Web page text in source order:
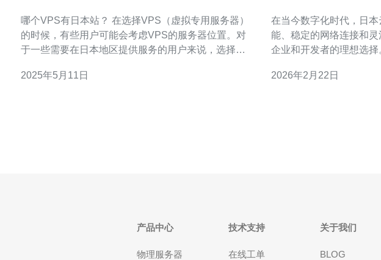
哪个VPS有日本站？ 在选择VPS（虚拟专用服务器）
的时候，有些用户可能会考虑VPS的服务器位置。对
于一些需要在日本地区提供服务的用户来说，选择拥
么，哪个VPS有日本站呢？接下来我们将介绍几个拥
2025年5月11日
在当今数字化时代，日
能、稳定的网络连接和
企业和开发者的理想选
优势。本文将深入探讨日
2026年2月22日
产品中心
物理服务器
技术支持
在线工单
关于我们
BLOG